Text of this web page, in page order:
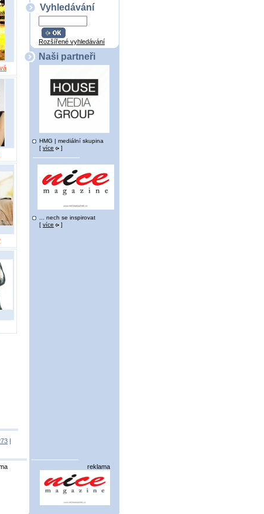
Vyhledávání
Rozšířené vyhledávání
Naši partneři
HMG | mediální skupina
[ více ]
... nech se inspirovat
[ více ]
reklama